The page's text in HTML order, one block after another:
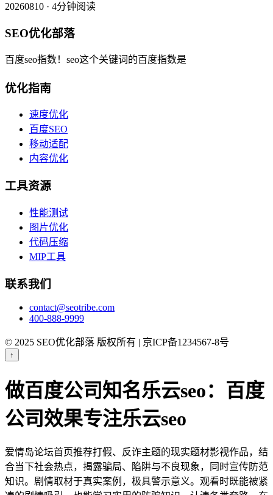
20260810 · 4分钟阅读
SEO优化部落
百度seo指数！seo这个关键词的百度指数是
优化指南
速度优化
百度SEO
移动适配
内容优化
工具资源
性能测试
图片优化
代码压缩
MIP工具
联系我们
contact@seotribe.com
400-888-9999
© 2025 SEO优化部落 版权所有 | 京ICP备1234567-8号
↑
做百度公司知名乐云seo：百度
公司效果专注乐云seo
爱情岛论坛首页推荐打假、反诈主题的现实题材影视作品，结
合当下社会热点，揭露骗局、陷阱与不良现象，同时宣传防范
知识。剧情取材于真实案例，极具警示意义。观看时既能被紧